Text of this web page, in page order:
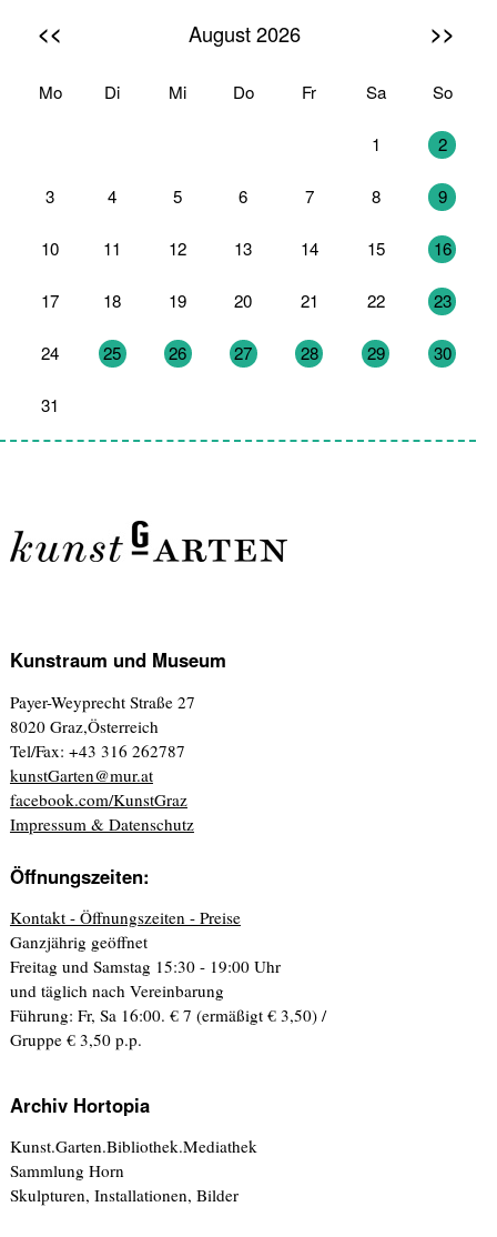
<< August 2026 >>
Mo Di Mi Do Fr Sa So
1 2
3 4 5 6 7 8 9
10 11 12 13 14 15 16
17 18 19 20 21 22 23
24 25 26 27 28 29 30
31
Kunstraum und Museum
Payer-Weyprecht Straße 27
8020 Graz,Österreich
Tel/Fax: +43 316 262787
kunstGarten@mur.at
facebook.com/KunstGraz
Impressum & Datenschutz
Öffnungszeiten:
Kontakt - Öffnungszeiten - Preise
Ganzjährig geöffnet
Freitag und Samstag 15:30 - 19:00 Uhr
und täglich nach Vereinbarung
Führung: Fr, Sa 16:00. € 7 (ermäßigt € 3,50) /
Gruppe € 3,50 p.p.
Archiv Hortopia
Kunst.Garten.Bibliothek.Mediathek
Sammlung Horn
Skulpturen, Installationen, Bilder